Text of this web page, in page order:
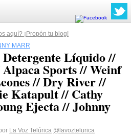
aquí? ¡Propón tu blog!
MARR
Líquido //
Sports // Weinf
// Dry River //
Katapult // Cathy
Ejecta // Johnny
La Voz Telúrica @lavoztelurica